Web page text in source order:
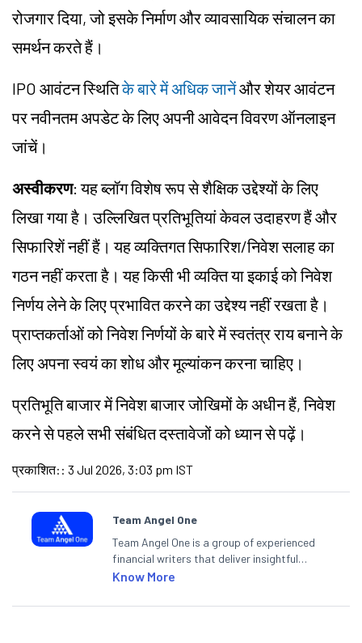
रोजगार दिया, जो इसके निर्माण और व्यावसायिक संचालन का
समर्थन करते हैं।
IPO आवंटन स्थितिके बारे में अधिक जानेंऔर शेयर आवंटन
पर नवीनतम अपडेट के लिए अपनी आवेदन विवरण ऑनलाइन
जांचें।
अस्वीकरण: यह ब्लॉग विशेष रूप से शैक्षिक उद्देश्यों के लिए
लिखा गया है। उल्लिखित प्रतिभूतियां केवल उदाहरण हैं और
सिफारिशें नहीं हैं। यह व्यक्तिगत सिफारिश/निवेश सलाह का
गठन नहीं करता है। यह किसी भी व्यक्ति या इकाई को निवेश
निर्णय लेने के लिए प्रभावित करने का उद्देश्य नहीं रखता है।
प्राप्तकर्ताओं को निवेश निर्णयों के बारे में स्वतंत्र राय बनाने के
लिए अपना स्वयं का शोध और मूल्यांकन करना चाहिए।
प्रतिभूति बाजार में निवेश बाजार जोखिमों के अधीन हैं, निवेश
करने से पहले सभी संबंधित दस्तावेजों को ध्यान से पढ़ें।
प्रकाशित: : 3 Jul 2026, 3:03 pm IST
Team Angel One
Team Angel One is a group of experienced
financial writers that deliver insightful
articles on the stock market, IPO, economy,
categories.
Know More